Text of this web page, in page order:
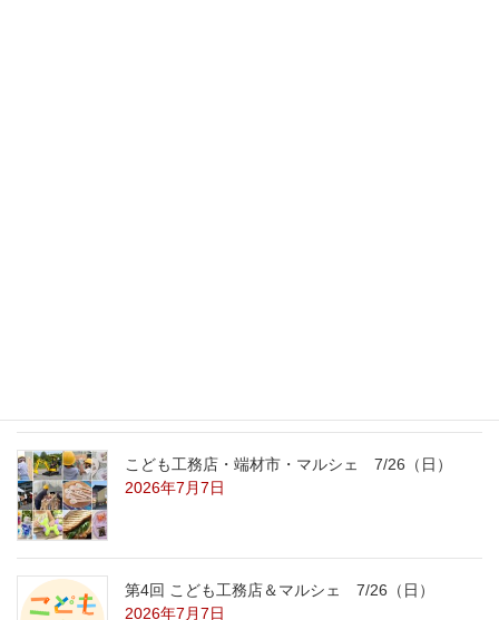
こども工務店・端材市・マルシェ 7/26（日）
2026年7月7日
第4回 こども工務店＆マルシェ 7/26（日）
2026年7月7日